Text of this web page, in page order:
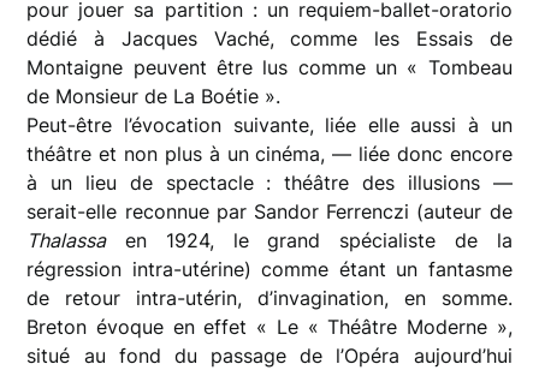
pour jouer sa partition : un requiem-ballet-oratorio
dédié à Jacques Vaché, comme les Essais de
Montaigne peuvent être lus comme un « Tombeau
de Monsieur de La Boétie ».
Peut-être l’évocation suivante, liée elle aussi à un
théâtre et non plus à un cinéma, — liée donc encore
à un lieu de spectacle : théâtre des illusions —
serait-elle reconnue par Sandor Ferrenczi (auteur de
Thalassaen 1924, le grand spécialiste de la
régression intra-utérine) comme étant un fantasme
de retour intra-utérin, d’invagination, en somme.
Breton évoque en effet « Le « Théâtre Moderne »,
situé au fond du passage de l’Opéra aujourd’hui